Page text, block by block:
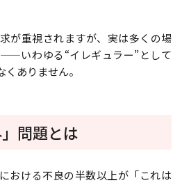
が重視されますが、実は多くの場
いわゆる“イレギュラー”として
ありません。
問題とは
おける不良の半数以上が「これは